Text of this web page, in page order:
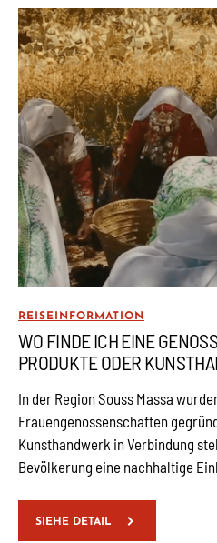
REISEINFORMATION
WO FINDE ICH EINE
PRODUKTE ODER
In der Region Souss Massa
Frauengenossenschaften
Kunsthandwerk in Verbindung
Bevölkerung eine nachhaltige
SIEHE DETAIL